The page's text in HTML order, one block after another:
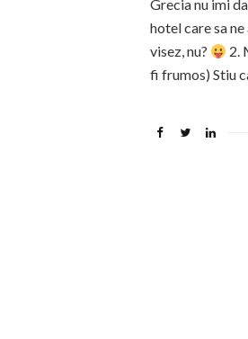
Grecia nu imi
hotel care sa
visez, nu?
2.
fi frumos) Stiu